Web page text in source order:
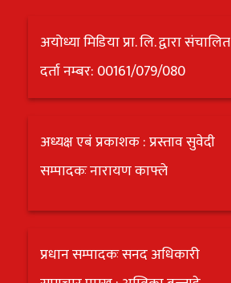
अयोध्या मिडिया प्रा. लि. द्वारा संचालित
दर्ता नम्बर: 00161/079/080
अध्यक्ष एबं प्रकाशक : प्रस्ताव सुवेदी
सम्पादकः नारायण काफ्ले
प्रधान सम्पादकः सनद अधिकारी